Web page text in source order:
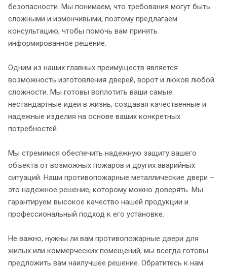
безопасности. Мы понимаем, что требования могут быть
сложными и изменчивыми, поэтому предлагаем
консультацию, чтобы помочь вам принять
информированное решение.
Одним из наших главных преимуществ является
возможность изготовления дверей, ворот и люков любой
сложности. Мы готовы воплотить ваши самые
нестандартные идеи в жизнь, создавая качественные и
надежные изделия на основе ваших конкретных
потребностей.
Мы стремимся обеспечить надежную защиту вашего
объекта от возможных пожаров и других аварийных
ситуаций. Наши противопожарные металлические двери –
это надежное решение, которому можно доверять. Мы
гарантируем высокое качество нашей продукции и
профессиональный подход к его установке.
Не важно, нужны ли вам противопожарные двери для
жилых или коммерческих помещений, мы всегда готовы
предложить вам наилучшее решение. Обратитесь к нам